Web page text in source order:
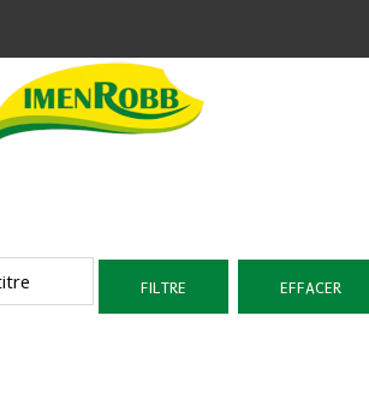
FILTRE EFFACER